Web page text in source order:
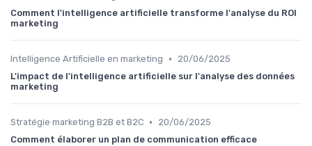
Comment l'intelligence artificielle transforme l'analyse du ROI
marketing
Intelligence Artificielle en marketing •
20/06/2025
L'impact de l'intelligence artificielle sur l'analyse des données
marketing
Stratégie marketing B2B et B2C •
20/06/2025
Comment élaborer un plan de communication efficace